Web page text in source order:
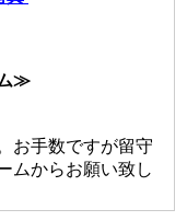
≫
お手数ですが留守
ムからお願い致し